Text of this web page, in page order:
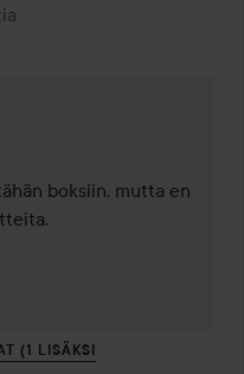
boksiin, mutta en
(1 LISÄKSI